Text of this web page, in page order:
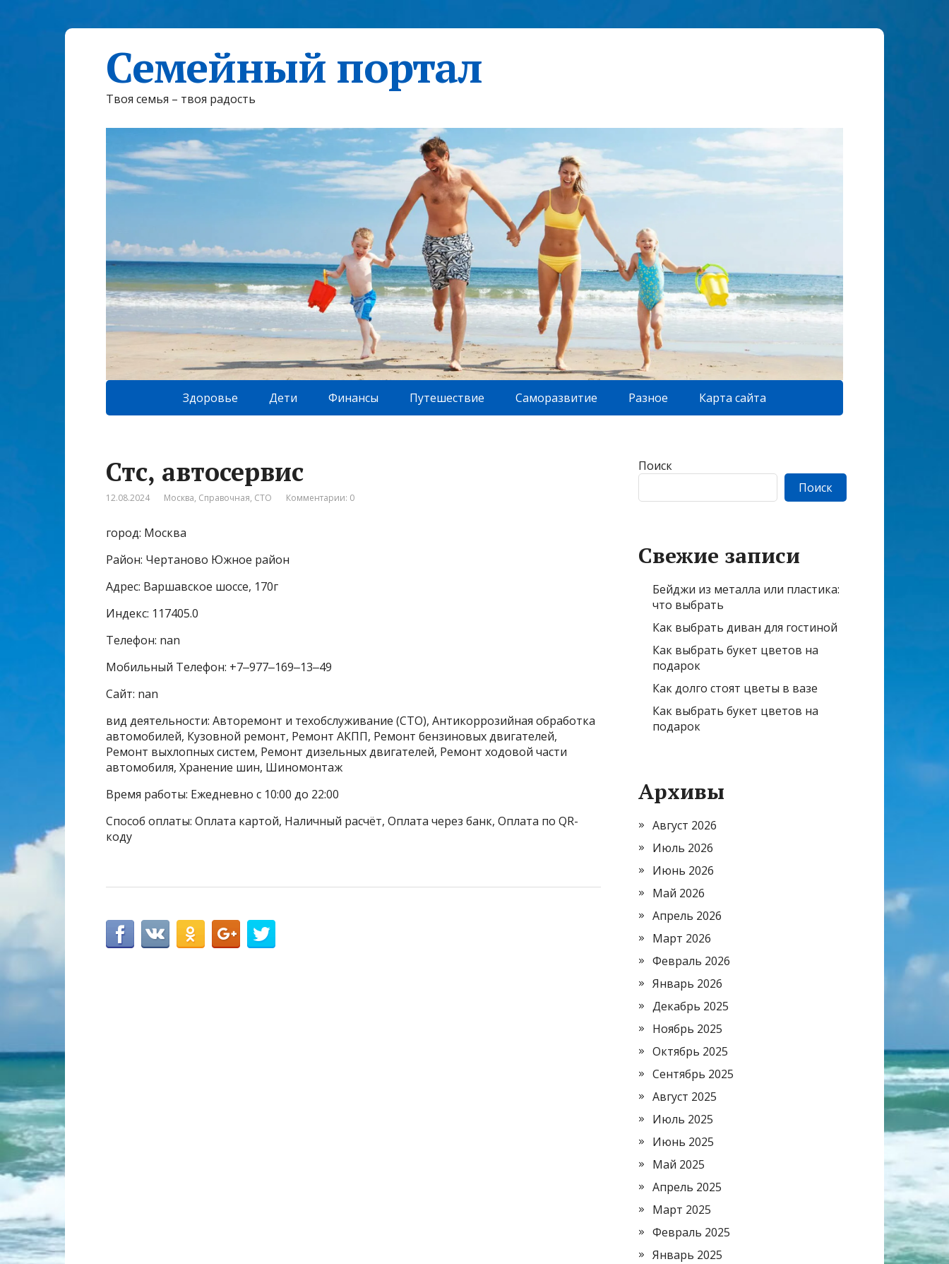
Семейный портал
Твоя семья – твоя радость
Здоровье Дети Финансы Путешествие Саморазвитие Разное Карта сайта
Стс, автосервис
12.08.2024 Москва, Справочная, СТО Комментарии: 0
город: Москва
Район: Чертаново Южное район
Адрес: Варшавское шоссе, 170г
Индекс: 117405.0
Телефон: nan
Мобильный Телефон: +7‒977‒169‒13‒49
Сайт: nan
вид деятельности: Авторемонт и техобслуживание (СТО), Антикоррозийная обработка
автомобилей, Кузовной ремонт, Ремонт АКПП, Ремонт бензиновых двигателей,
Ремонт выхлопных систем, Ремонт дизельных двигателей, Ремонт ходовой части
автомобиля, Хранение шин, Шиномонтаж
Время работы: Ежедневно с 10:00 до 22:00
Способ оплаты: Оплата картой, Наличный расчёт, Оплата через банк, Оплата по QR-
коду
Поиск
Поиск
Свежие записи
Бейджи из металла или пластика:
что выбрать
Как выбрать диван для гостиной
Как выбрать букет цветов на
подарок
Как долго стоят цветы в вазе
Как выбрать букет цветов на
подарок
Архивы
Август 2026
Июль 2026
Июнь 2026
Май 2026
Апрель 2026
Март 2026
Февраль 2026
Январь 2026
Декабрь 2025
Ноябрь 2025
Октябрь 2025
Сентябрь 2025
Август 2025
Июль 2025
Июнь 2025
Май 2025
Апрель 2025
Март 2025
Февраль 2025
Январь 2025